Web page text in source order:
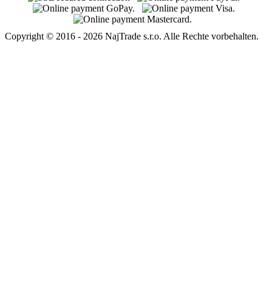
Copyright © 2016 - 2026 NajTrade s.r.o. Alle Rechte vorbehalten.